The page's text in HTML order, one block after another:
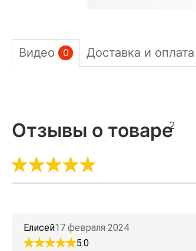
Видео 0 Доставка и оплата
Отзывы о товаре
2
Елисей17 февраля 2024
5.0